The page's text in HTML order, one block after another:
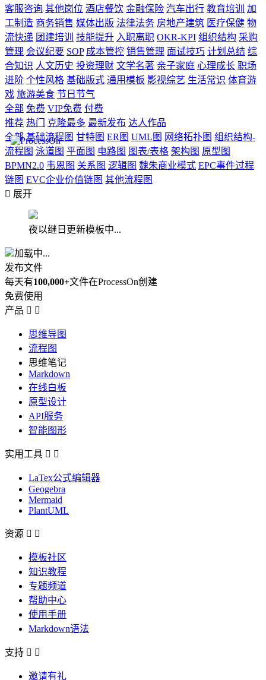
客服咨询 其他岗位 酒店餐饮 金融保险 汽车出行 教育培训
加
工制造 商务销售 媒体出版 法律法务 房地产建筑 医疗保健 物
流快递 团建培训 技能提升 入职离职 OKR-KPI 组织结构 采购
管理 会议纪要 SOP 成本管控 销售管理 面试技巧 计划总结 综
合知识 人文历史 投资理财 文学名著 亲子家庭 心理成长 职场
进阶 个性风格 基础版式 通用模板 影视综艺 生活常识 体育游
戏 旅游美食 节日节气
全部 免费 VIP免费 付费
推荐 热门 克隆最多 最新发布 达人作品
全部 基础流程图 甘特图 ER图 UML图 网络拓扑图 组织结构-
流程图 泳道图 平面图 电路图 图表/表格 架构图 原型图
BPMN2.0 韦恩图 关系图 逻辑图 魏朱商业模式 EPC事件过程
链图 EVC企业价值链图 其他流程图
 展开
夜以继日更新模板中...
加载中...
发布文件
每天有100,000+文件在ProcessOn创建
免费使用
产品  
思维导图
流程图
思维笔记
Markdown
在线白板
原型设计
API服务
智能图形
实用工具  
LaTex公式编辑器
Geogebra
Mermaid
PlantUML
资源  
模板社区
知识教程
专题频道
帮助中心
使用手册
Markdown语法
支持  
邀请有礼